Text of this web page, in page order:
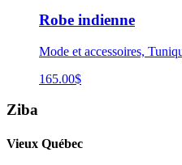
Robe indienne
Mode et accessoires,
165.00$
Ziba
Vieux Québec